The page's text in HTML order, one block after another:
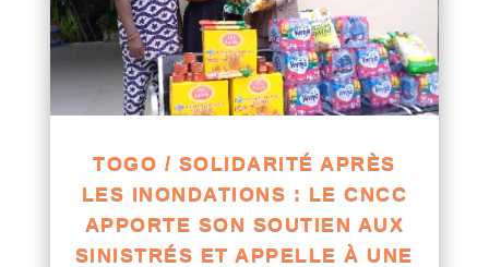
TOGO / SOLIDARITÉ APRÈS
LES INONDATIONS : LE CNCC
APPORTE SON SOUTIEN AUX
SINISTRÉS ET APPELLE À UNE